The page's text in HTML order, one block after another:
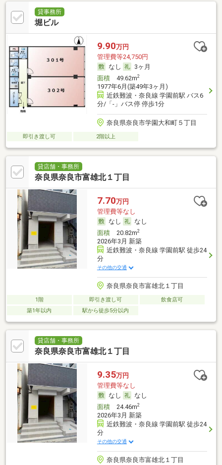
貸事務所
堀ビル
9.90万円
管理費等24,750円
なし
3ヶ月
面積49.62m2
1977年6月(築49年3ヶ月)
近鉄難波・奈良線 学園前駅 バス6
分/「-」バス停 停歩1分
奈良県奈良市学園大和町５丁目
即引き渡し可 2階以上
貸店舗・事務所
奈良県奈良市富雄北１丁目
7.70万円
管理費等なし
なし
なし
面積20.82m2
2026年3月 新築
近鉄難波・奈良線 学園前駅 徒歩24
分
その他の交通
奈良県奈良市富雄北１丁目
1階 即引き渡し可
飲食店可
築1年以内
駅から徒歩5分以内
貸店舗・事務所
奈良県奈良市富雄北１丁目
9.35万円
管理費等なし
なし
なし
面積24.46m2
2026年3月 新築
近鉄難波・奈良線 学園前駅 徒歩24
分
その他の交通
奈良県奈良市富雄北１丁目